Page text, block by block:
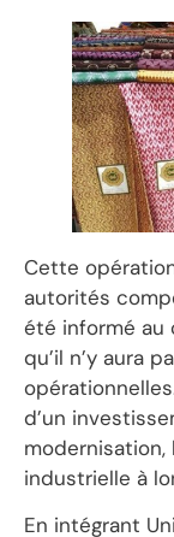
Cette
autorités
été informé au
qu’il n’y aura
d’un
industrielle à
En intégrant